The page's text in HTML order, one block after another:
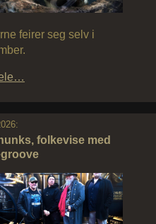
feirer seg selv i
folkevise med